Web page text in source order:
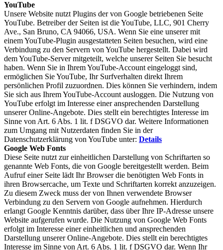
YouTube
Unsere Website nutzt Plugins der von Google betriebenen Seite
YouTube. Betreiber der Seiten ist die YouTube, LLC, 901 Cherry
Ave., San Bruno, CA 94066, USA. Wenn Sie eine unserer mit
einem YouTube-Plugin ausgestatteten Seiten besuchen, wird eine
Verbindung zu den Servern von YouTube hergestellt. Dabei wird
dem YouTube-Server mitgeteilt, welche unserer Seiten Sie besucht
haben. Wenn Sie in Ihrem YouTube-Account eingeloggt sind,
ermöglichen Sie YouTube, Ihr Surfverhalten direkt Ihrem
persönlichen Profil zuzuordnen. Dies können Sie verhindern, indem
Sie sich aus Ihrem YouTube-Account ausloggen. Die Nutzung von
YouTube erfolgt im Interesse einer ansprechenden Darstellung
unserer Online-Angebote. Dies stellt ein berechtigtes Interesse im
Sinne von Art. 6 Abs. 1 lit. f DSGVO dar. Weitere Informationen
zum Umgang mit Nutzerdaten finden Sie in der
Datenschutzerklärung von YouTube unter: Details
Google Web Fonts
Diese Seite nutzt zur einheitlichen Darstellung von Schriftarten so
genannte Web Fonts, die von Google bereitgestellt werden. Beim
Aufruf einer Seite lädt Ihr Browser die benötigten Web Fonts in
ihren Browsercache, um Texte und Schriftarten korrekt anzuzeigen.
Zu diesem Zweck muss der von Ihnen verwendete Browser
Verbindung zu den Servern von Google aufnehmen. Hierdurch
erlangt Google Kenntnis darüber, dass über Ihre IP-Adresse unsere
Website aufgerufen wurde. Die Nutzung von Google Web Fonts
erfolgt im Interesse einer einheitlichen und ansprechenden
Darstellung unserer Online-Angebote. Dies stellt ein berechtigtes
Interesse im Sinne von Art. 6 Abs. 1 lit. f DSGVO dar. Wenn Ihr